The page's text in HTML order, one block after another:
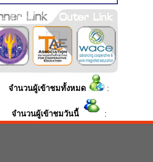
จำนวนผู้เข้าชมทั้งหมด :
จำนวนผู้เข้าชมวันนี้ :